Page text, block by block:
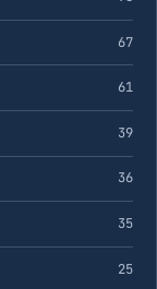
67
61
39
36
35
25